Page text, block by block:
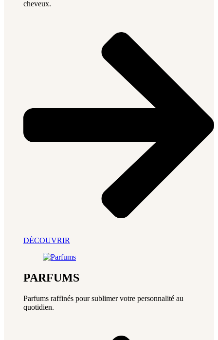
cheveux.
DÉCOUVRIR
PARFUMS
Parfums raffinés pour sublimer votre personnalité au
quotidien.